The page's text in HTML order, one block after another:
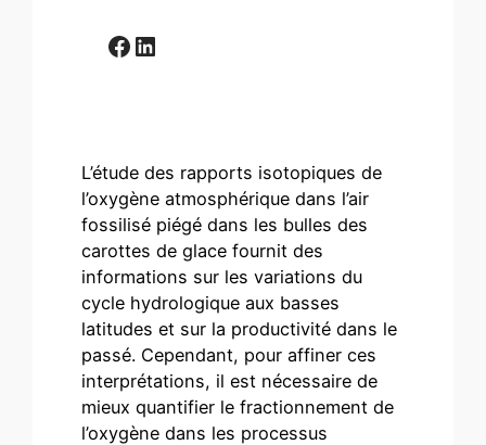
Facebook LinkedIn
L’étude des rapports isotopiques de
l’oxygène atmosphérique dans l’air
fossilisé piégé dans les bulles des
carottes de glace fournit des
informations sur les variations du
cycle hydrologique aux basses
latitudes et sur la productivité dans le
passé. Cependant, pour affiner ces
interprétations, il est nécessaire de
mieux quantifier le fractionnement de
l’oxygène dans les processus